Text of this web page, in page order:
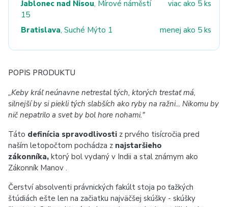
Jablonec nad Nisou, Mírové náměstí
15
viac ako 5 ks
Bratislava, Suché Mýto 1 menej ako 5 ks
POPIS PRODUKTU
„Keby kráľ neúnavne netrestal tých, ktorých trestať má,
silnejší by si piekli tých slabších ako ryby na ražni... Nikomu by
nič nepatrilo a svet by bol hore nohami."
Táto definícia spravodlivosti z prvého tisícročia pred
naším letopočtom pochádza z najstaršieho
zákonníka, ktorý bol vydaný v Indii a stal známym ako
Zákonník Manov .
Čerství absolventi právnických fakúlt stoja po ťažkých
štúdiách ešte len na začiatku najväčšej skúšky - skúšky